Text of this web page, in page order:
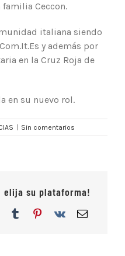
Ceccon.
italiana siendo
y además por
en la Cruz Roja de
en su nuevo rol.
Sin comentarios
elija su plataforma!
TumblrPinterest
Vk
Correo